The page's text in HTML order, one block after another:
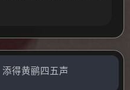
得黄鹂四五声